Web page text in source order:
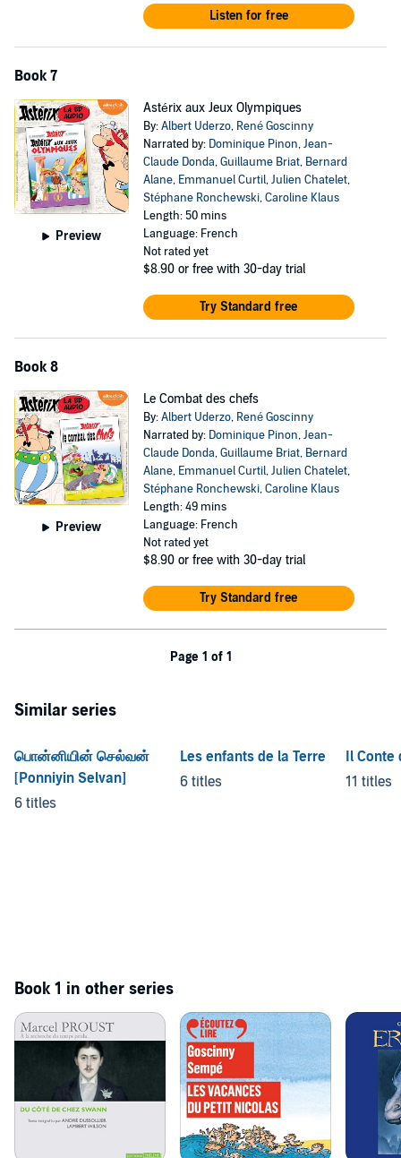
Listen for free
Book 7
Preview
Astérix aux Jeux Olympiques
By:Albert Uderzo, René Goscinny
Narrated by: Dominique Pinon,Jean-
Claude Donda,Guillaume Briat, Bernard
Alane, Emmanuel Curtil,Julien Chatelet,
Stéphane Ronchewski,Caroline Klaus
Length: 50 mins
Language: French
Not rated yet
$8.90 or free with 30-day trial
Try Standard free
Book 8
Preview
Le Combat des chefs
By:Albert Uderzo, René Goscinny
Narrated by: Dominique Pinon,Jean-
Claude Donda,Guillaume Briat, Bernard
Alane, Emmanuel Curtil,Julien Chatelet,
Stéphane Ronchewski,Caroline Klaus
Length: 49 mins
Language: French
Not rated yet
$8.90 or free with 30-day trial
Try Standard free
Page 1 of 1
Similar series
பொன்னியின் செல்வன்
[Ponniyin Selvan]
6 titles
Les enfants de la Terre
6 titles
Il Conte
11 titles
Book 1 in other series